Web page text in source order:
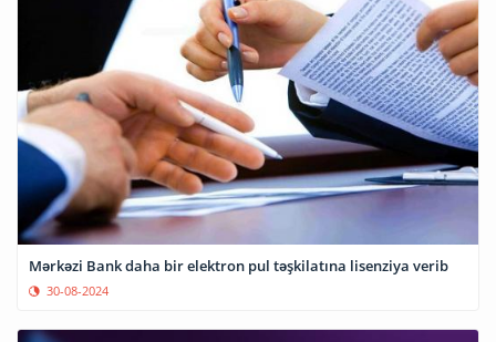
Mərkəzi Bank daha bir elektron pul təşkilatına lisenziya verib
30-08-2024